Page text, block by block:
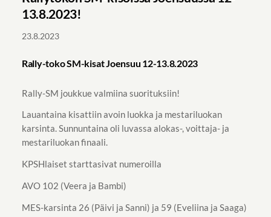
13.8.2023!
23.8.2023
Rally-toko SM-kisat Joensuu 12-13.8.2023
Rally-SM joukkue valmiina suorituksiin!
Lauantaina kisattiin avoin luokka ja mestariluokan
karsinta. Sunnuntaina oli luvassa alokas-, voittaja- ja
mestariluokan finaali.
KPSHlaiset starttasivat numeroilla
AVO 102 (Veera ja Bambi)
MES-karsinta 26 (Päivi ja Sanni) ja 59 (Eveliina ja Saaga)